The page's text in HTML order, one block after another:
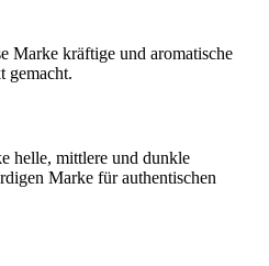
Marke kräftige und aromatische
gemacht.
helle, mittlere und dunkle
Marke für authentischen